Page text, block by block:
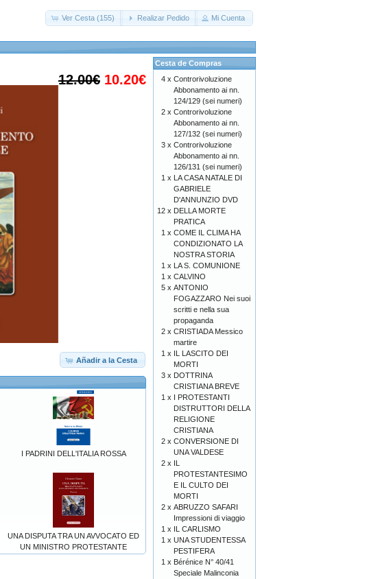
Ver Cesta (155) Realizar Pedido Mi Cuenta
12.00€ 10.20€
Añadir a la Cesta
I PADRINI DELL'ITALIA ROSSA
UNA DISPUTA TRA UN AVVOCATO ED
UN MINISTRO PROTESTANTE
Cesta de Compras
4 x Controrivoluzione
Abbonamento ai nn.
124/129 (sei numeri)
2 x Controrivoluzione
Abbonamento ai nn.
127/132 (sei numeri)
3 x Controrivoluzione
Abbonamento ai nn.
126/131 (sei numeri)
1 x LA CASA NATALE DI
GABRIELE
D'ANNUNZIO DVD
12 x DELLA MORTE
PRATICA
1 x COME IL CLIMA HA
CONDIZIONATO LA
NOSTRA STORIA
1 x LA S. COMUNIONE
1 x CALVINO
5 x ANTONIO
FOGAZZARO Nei suoi
scritti e nella sua
propaganda
2 x CRISTIADA Messico
martire
1 x IL LASCITO DEI
MORTI
3 x DOTTRINA
CRISTIANA BREVE
1 x I PROTESTANTI
DISTRUTTORI DELLA
RELIGIONE
CRISTIANA
2 x CONVERSIONE DI
UNA VALDESE
2 x IL
PROTESTANTESIMO
E IL CULTO DEI
MORTI
2 x ABRUZZO SAFARI
Impressioni di viaggio
1 x IL CARLISMO
1 x UNA STUDENTESSA
PESTIFERA
1 x Bérénice N° 40/41
Speciale Malinconia